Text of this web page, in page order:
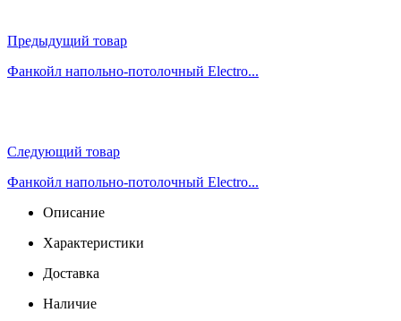
Предыдущий товар
Фанкойл напольно-потолочный Electro...
Следующий товар
Фанкойл напольно-потолочный Electro...
Описание
Характеристики
Доставка
Наличие